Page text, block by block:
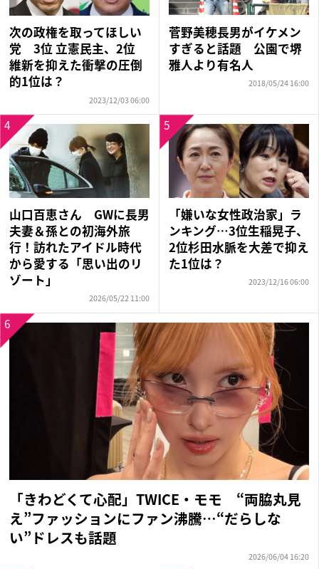
次の政権を取ってほしい
党 3位 立憲民主、2位
維新を抑えた衝撃の圧倒
的1位は？
2023/12/03 06:00
菅野美穂長男がイケメン
すぎると話題 公園で堺
雅人より有名人
2018/05/24 16:00
山口百恵さん GWに長男
夫妻＆孫との初海外旅
行！訪れたアイドル時代
から愛する「思い出のリ
ゾート」
2026/05/22 11:00
4
「嫌いな女性政治家」ラ
ンキング…3位生稲晃子、
2位杉田水脈を大差で抑え
た1位は？
2023/12/16 06:00
5
「きわどくて心配」TWICE・モモ “両脇丸見
え”ファッションにファン沸騰…“だらしな
い”ドレスも話題
2026/06/04 16:20
6